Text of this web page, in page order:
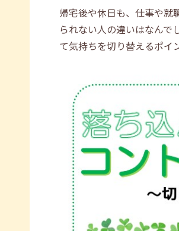
帰宅後や休日も、仕事や就
られない人の違いはなんで
て気持ちを切り替えるポイ